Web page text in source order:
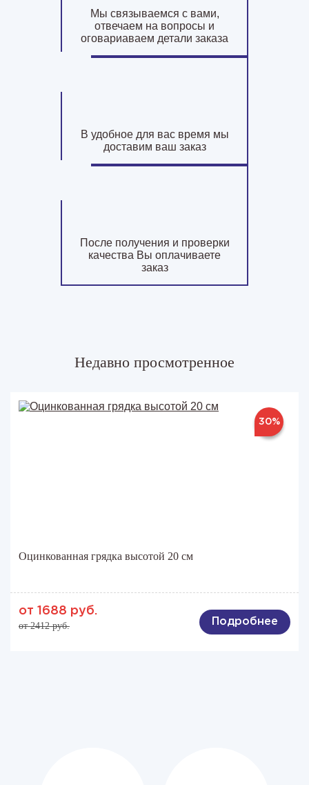
Мы связываемся с вами,
отвечаем на вопросы и
оговариаваем детали заказа
В удобное для вас время мы
доставим ваш заказ
После получения и проверки
качества Вы оплачиваете
заказ
Недавно просмотренное
30%
Оцинкованная грядка высотой 20 см
от 1688 руб.
от 2412 руб. Подробнее